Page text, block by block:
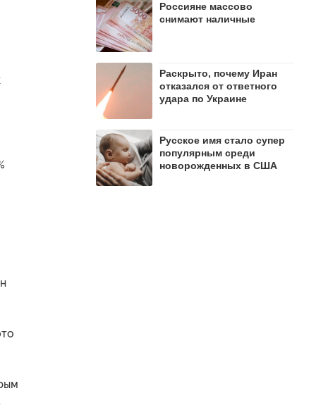
Россияне массово
снимают наличные
Раскрыто, почему Иран
отказался от ответного
удара по Украине
Русское имя стало супер
популярным среди
новорожденных в США